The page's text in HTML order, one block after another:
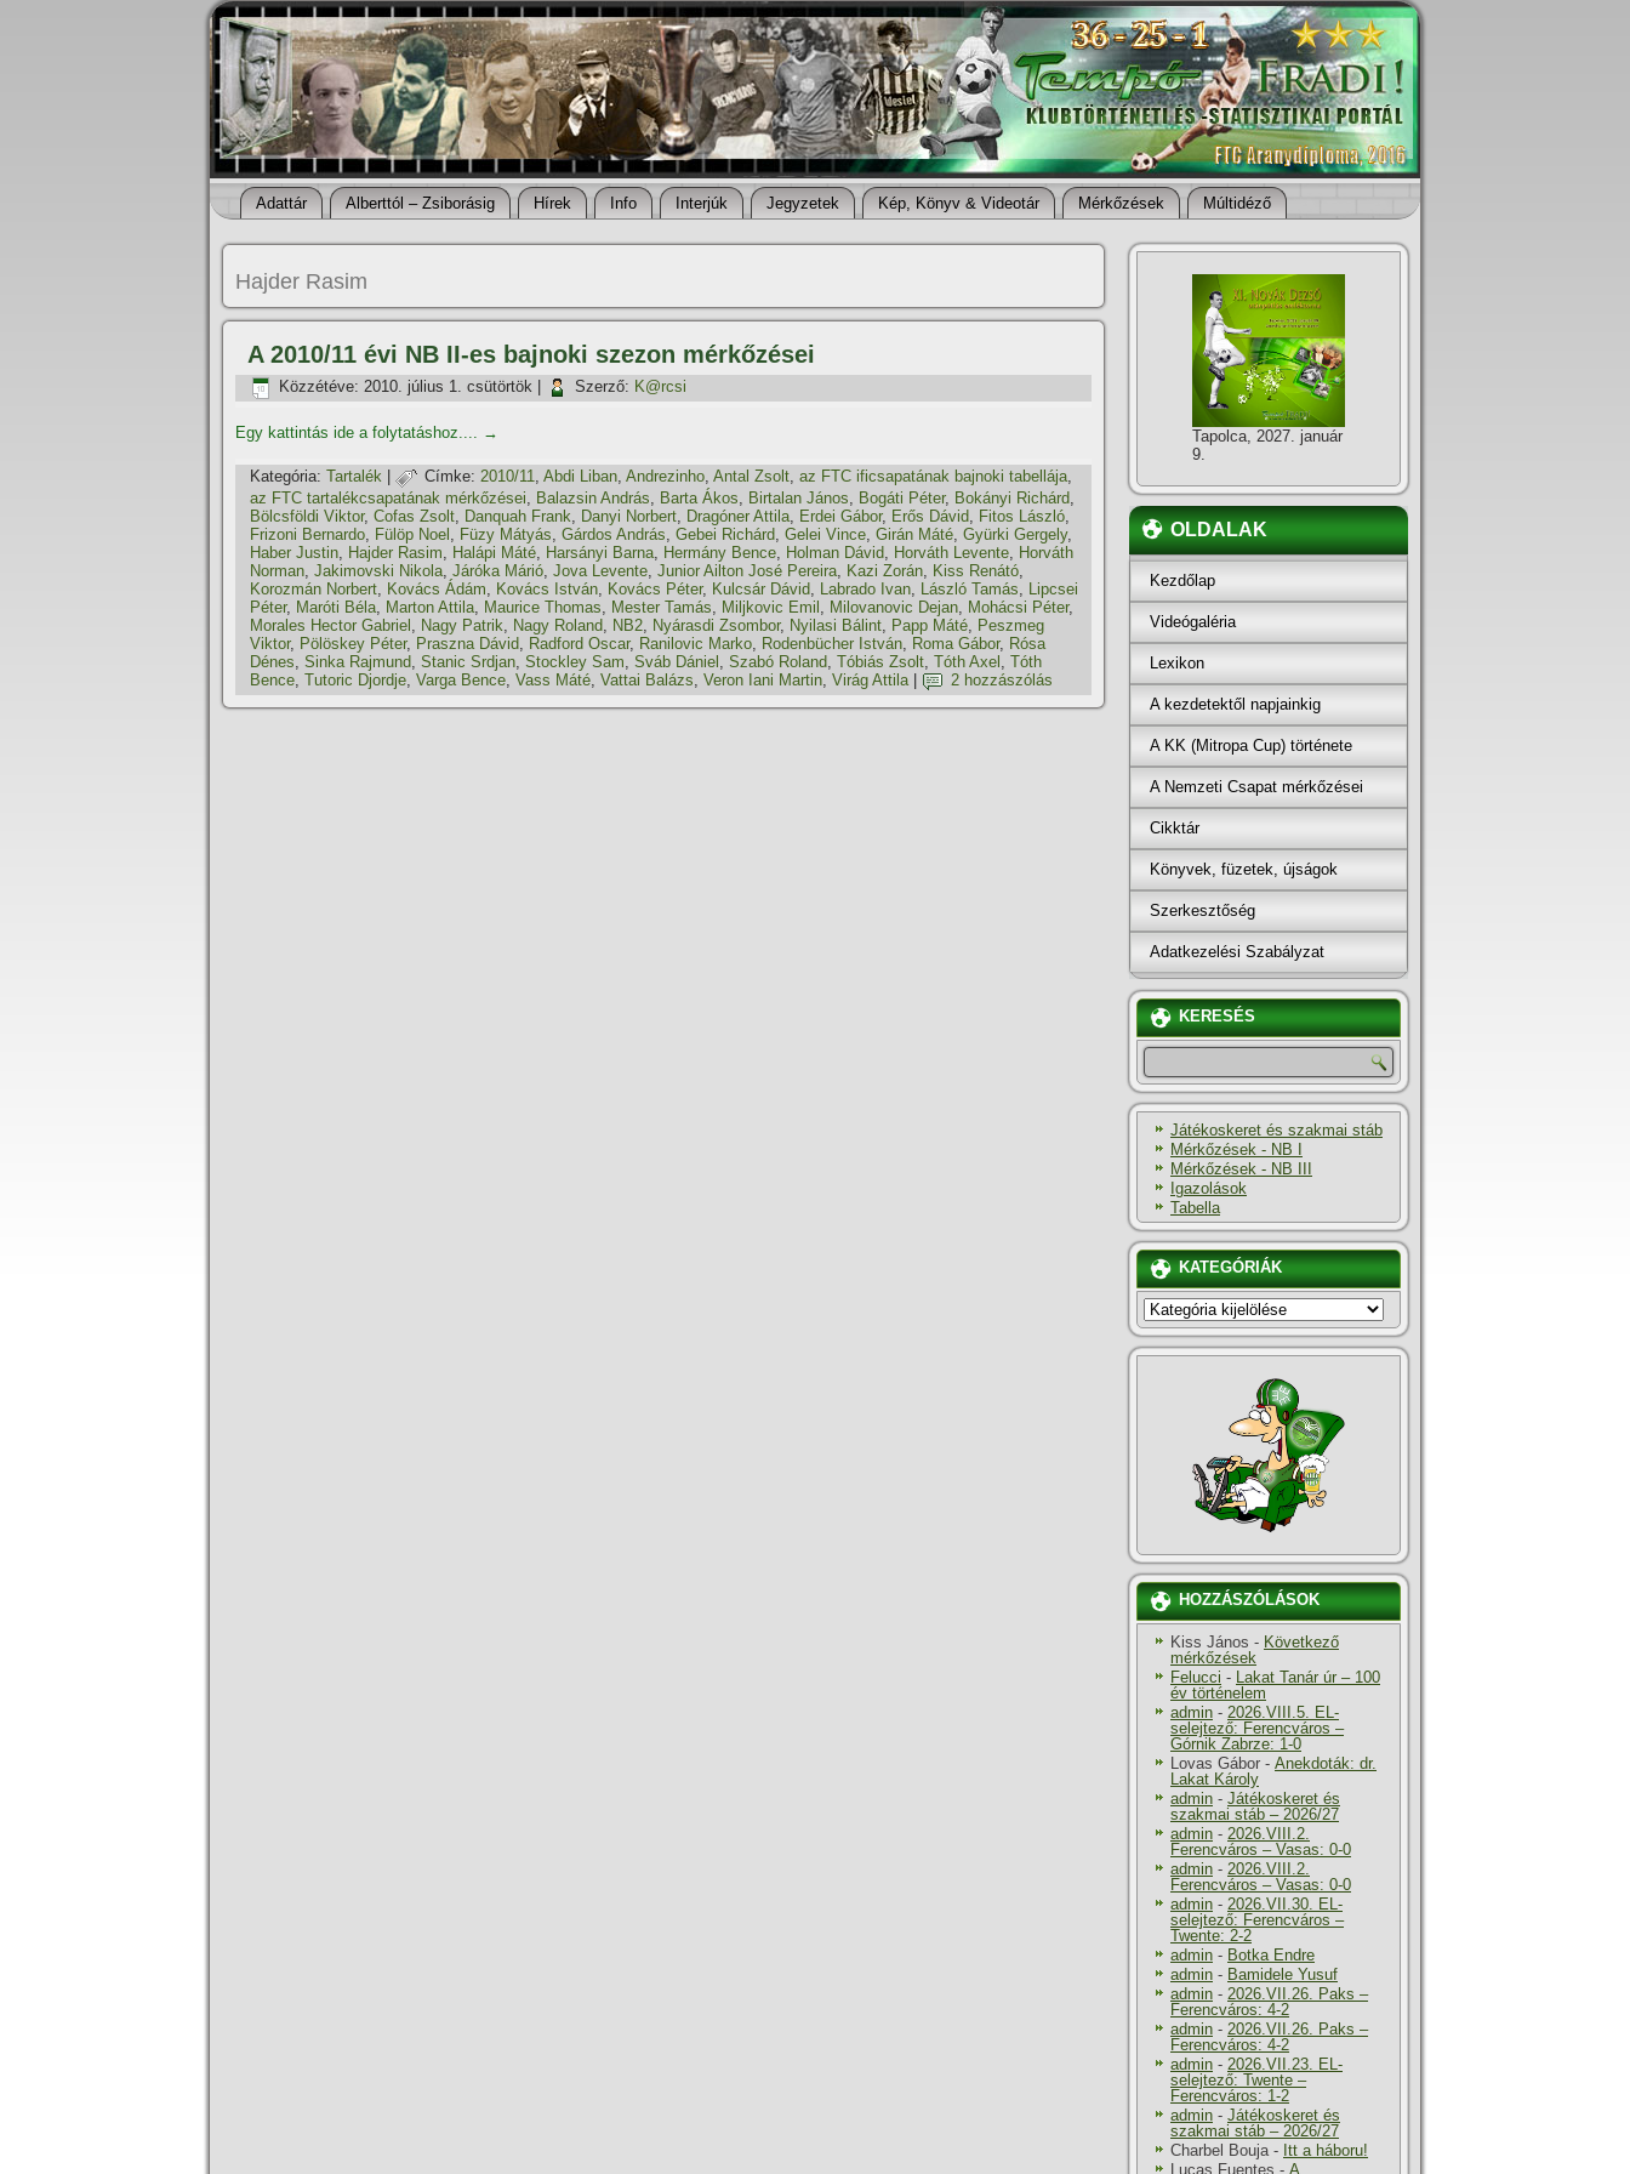
Adattár Alberttól – Zsiborásig Hí­rek Info Interjúk Jegyzetek Kép, Könyv & Videotár Mérkőzések Múltidéző
Hajder Rasim
A 2010/11 évi NB II-es bajnoki szezon mérkőzései
Közzétéve: 2010. július 1. csütörtök Szerző: K@rcsi
Egy kattintás ide a folytatáshoz.... →
Kategória: Tartalék Címke: 2010/11, Abdi Liban, Andrezinho, Antal Zsolt, az FTC ificsapatának bajnoki tabellája,
az FTC tartalékcsapatának mérkőzései, Balazsin András, Barta Ákos, Birtalan János, Bogáti Péter, Bokányi Richárd,
Bölcsföldi Viktor, Cofas Zsolt, Danquah Frank, Danyi Norbert, Dragóner Attila, Erdei Gábor, Erős Dávid, Fitos László,
Frizoni Bernardo, Fülöp Noel , Füzy Mátyás, Gárdos András, Gebei Richárd, Gelei Vince, Girán Máté, Gyürki Gergely,
Haber Justin, Hajder Rasim, Halápi Máté, Harsányi Barna, Hermány Bence, Holman Dávid, Horváth Levente, Horváth
Norman, Jakimovski Nikola, Járóka Márió, Jova Levente, Junior Ailton José Pereira, Kazi Zorán, Kiss Renátó,
Korozmán Norbert, Kovács Ádám, Kovács István, Kovács Péter, Kulcsár Dávid, Labrado Ivan, László Tamás, Lipcsei
Péter, Maróti Béla, Marton Attila, Maurice Thomas, Mester Tamás, Miljkovic Emil , Milovanovic Dejan, Mohácsi Péter,
Morales Hector Gabriel , Nagy Patrik, Nagy Roland, NB2, Nyárasdi Zsombor, Nyilasi Bálint, Papp Máté, Peszmeg
Viktor, Pölöskey Péter, Praszna Dávid, Radford Oscar, Ranilovic Marko, Rodenbücher István, Roma Gábor, Rósa
Dénes, Sinka Rajmund, Stanic Srdjan, Stockley Sam, Sváb Dániel , Szabó Roland, Tóbiás Zsolt, Tóth Axel , Tóth
Bence, Tutoric Djordje, Varga Bence, Vass Máté, Vattai Balázs, Veron Iani Martin, Virág Attila| 2 hozzászólás
Tapolca, 2027. január
9.
OLDALAK
Kezdőlap
Videógaléria
Lexikon
A kezdetektől napjainkig
A KK (Mitropa Cup) története
A Nemzeti Csapat mérkőzései
Cikktár
Könyvek, füzetek, újságok
Szerkesztőség
Adatkezelési Szabályzat
KERESÉS
Játékoskeret és szakmai stáb
Mérkőzések - NB I
Mérkőzések - NB III
Igazolások
Tabella
KATEGÓRIÁK
KATEGÓRIÁK
HOZZÁSZÓLÁSOK
Kiss János - Következő
mérkőzések
Felucci - Lakat Tanár úr – 100
év történelem
admin - 2026.VIII.5. EL-
selejtező: Ferencváros –
Górnik Zabrze: 1-0
Lovas Gábor - Anekdoták: dr.
Lakat Károly
admin - Játékoskeret és
szakmai stáb – 2026/27
admin - 2026.VIII.2.
Ferencváros – Vasas: 0-0
admin - 2026.VIII.2.
Ferencváros – Vasas: 0-0
admin - 2026.VII.30. EL-
selejtező: Ferencváros –
Twente: 2-2
admin - Botka Endre
admin - Bamidele Yusuf
admin - 2026.VII.26. Paks –
Ferencváros: 4-2
admin - 2026.VII.26. Paks –
Ferencváros: 4-2
admin - 2026.VII.23. EL-
selejtező: Twente –
Ferencváros: 1-2
admin - Játékoskeret és
szakmai stáb – 2026/27
Charbel Bouja- Itt a háboru!
Lucas Fuentes - A